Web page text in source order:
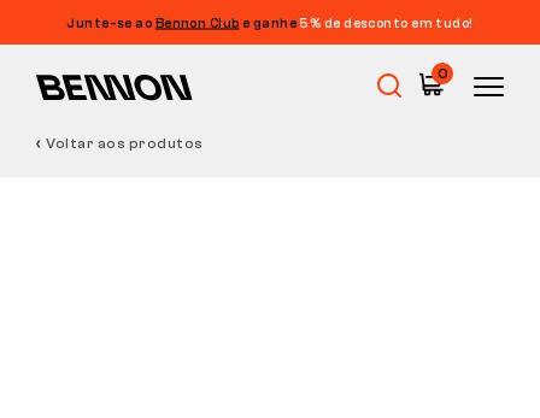
Junte-se ao Bennon Club e ganhe 5% de desconto em tudo!
0
Voltar aos produtos